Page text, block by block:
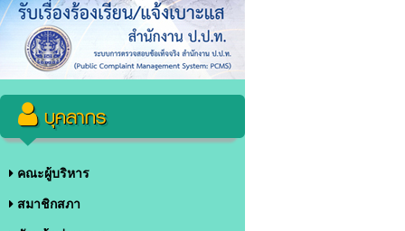
บุคลากร
คณะผู้บริหาร
สมาชิกสภา